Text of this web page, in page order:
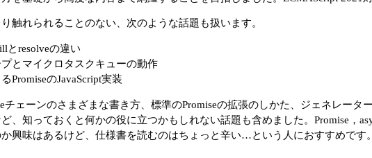
触れられることのない、次のような話題も扱います。
とresolveの違い
プとマイクロタスクキューの動作
PromiseのJavaScript実装
チェーンのさまざまな書き方、標準のPromiseの拡張のしかた、ジェネレータ
、知っておくと何かの役に立つかもしれない話題も含めました。Promise，
興味はあるけど、仕様書を読むのはちょっと辛い…という人におすすめです